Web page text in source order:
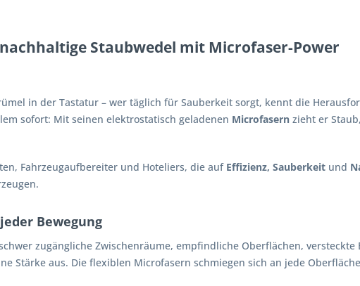
Staubwedel mit Microfaser-Power
in der Tastatur – wer täglich für Sauberkeit sorgt, kennt die
sofort: Mit seinen elektrostatisch geladenen Microfasern zieht er
Fahrzeugaufbereiter und Hoteliers, die aufEffizienz, Sauberkeit und
Bewegung
zugängliche Zwischenräume, empfindliche Oberflächen, versteckte
Stärke aus. Die flexiblen Microfasern schmiegen sich an jede